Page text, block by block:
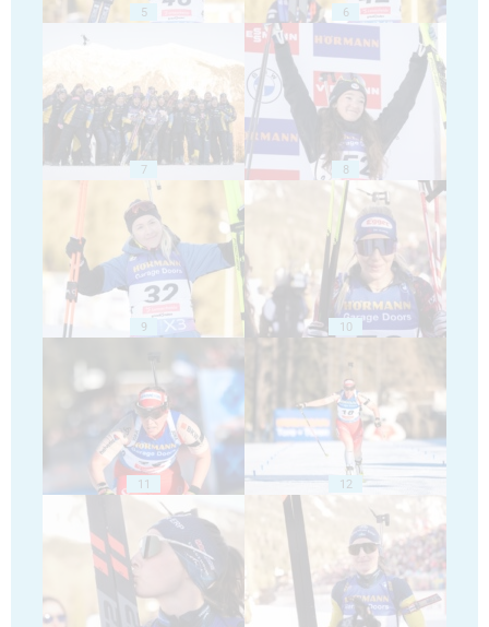
5 6
7 8
9 10
11 12